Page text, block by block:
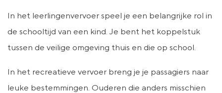
In het leerlingenvervoer speel je een belangrijke rol in
de schooltijd van een kind. Je bent het koppelstuk
tussen de veilige omgeving thuis en die op school.
In het recreatieve vervoer breng je je passagiers naar
leuke bestemmingen. Ouderen die anders misschien